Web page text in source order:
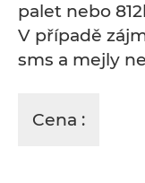
palet nebo
V případě
sms a mejly
Cena :